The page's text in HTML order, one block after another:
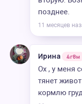
позднее.
11 месяцев
Ирина 4г8м
Ох , у меня
тянет
кормлю